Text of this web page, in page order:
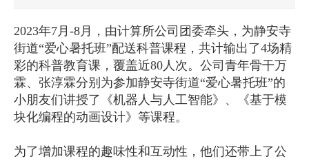
2023年7月-8月，由计算所公司团委牵头，为静安寺
街道“爱心暑托班”配送科普课程，共计输出了4场精
彩的科普教育课，覆盖近80人次。公司青年骨干万
霖、张淳霖分别为参加静安寺街道“爱心暑托班”的
小朋友们讲授了《机器人与人工智能》、《基于模
块化编程的动画设计》等课程。
为了增加课程的趣味性和互动性，他们还带上了公